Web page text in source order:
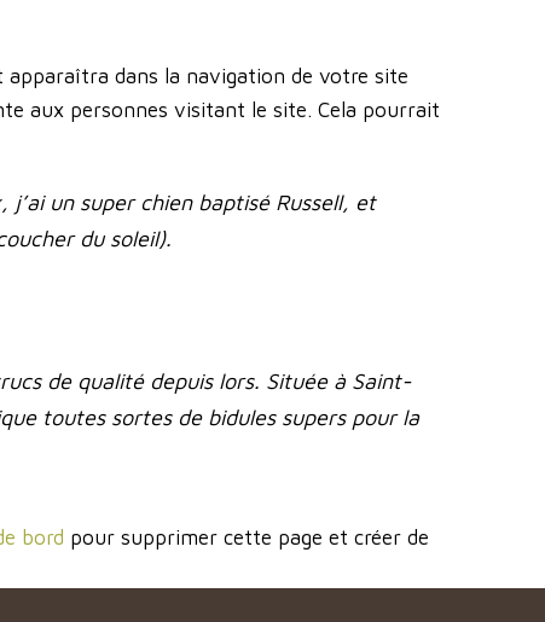
apparaîtra dans la navigation de votre site
aux personnes visitant le site. Cela pourrait
un super chien baptisé Russell, et
du soleil).
de qualité depuis lors. Située à Saint-
toutes sortes de bidules supers pour la
bord pour supprimer cette page et créer de